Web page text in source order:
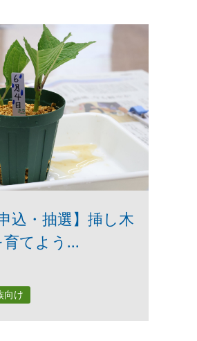
込・抽選】挿し木
てよう...
向け